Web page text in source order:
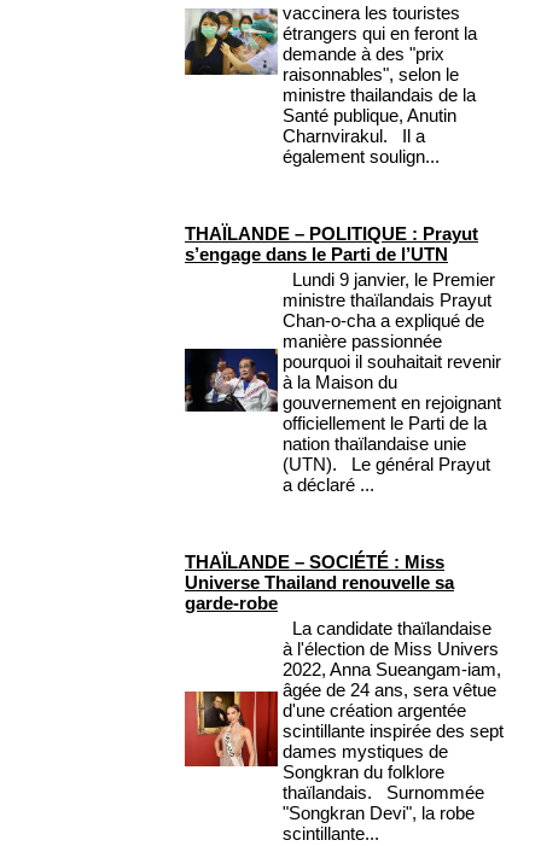
vaccinera les touristes
étrangers qui en feront la
demande à des "prix
raisonnables", selon le
ministre thailandais de la
Santé publique, Anutin
Charnvirakul. Il a
également soulign...
THAÏLANDE – POLITIQUE : Prayut
s’engage dans le Parti de l’UTN
Lundi 9 janvier, le Premier
ministre thaïlandais Prayut
Chan-o-cha a expliqué de
manière passionnée
pourquoi il souhaitait revenir
à la Maison du
gouvernement en rejoignant
officiellement le Parti de la
nation thaïlandaise unie
(UTN). Le général Prayut
a déclaré ...
THAÏLANDE – SOCIÉTÉ : Miss
Universe Thailand renouvelle sa
garde-robe
La candidate thaïlandaise
à l'élection de Miss Univers
2022, Anna Sueangam-iam,
âgée de 24 ans, sera vêtue
d'une création argentée
scintillante inspirée des sept
dames mystiques de
Songkran du folklore
thaïlandais. Surnommée
"Songkran Devi", la robe
scintillante...